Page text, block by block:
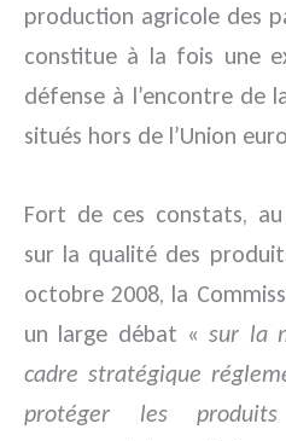
production agricole des
constitue à la fois une
défense à l’encontre de
situés hors de l’Union
Fort de ces constats,
sur la qualité des
octobre 2008, la
un large débat «sur la
cadre stratégique
protéger les